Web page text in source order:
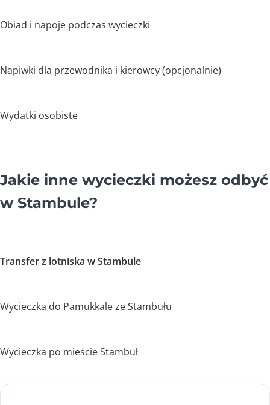
Obiad i napoje podczas wycieczki
Napiwki dla przewodnika i kierowcy (opcjonalnie)
Wydatki osobiste
Jakie inne wycieczki możesz odbyć
w Stambule?
Transfer z lotniska w Stambule
Wycieczka do Pamukkale ze Stambułu
Wycieczka po mieście Stambuł